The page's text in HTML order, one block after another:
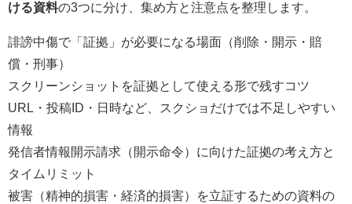
ける資料の3つに分け、集め方と注意点を整理します。
誹謗中傷で「証拠」が必要になる場面（削除・開示・賠
償・刑事）
スクリーンショットを証拠として使える形で残すコツ
URL・投稿ID・日時など、スクショだけでは不足しやすい
情報
発信者情報開示請求（開示命令）に向けた証拠の考え方と
タイムリミット
被害（精神的損害・経済的損害）を立証するための資料の